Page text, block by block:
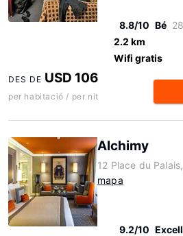
8.8/10 Bé
2.2 km
Wifi gratis
DES DE USD 106
per habitació / per nit
Alchimy
12 Place du
mapa
9.2/10